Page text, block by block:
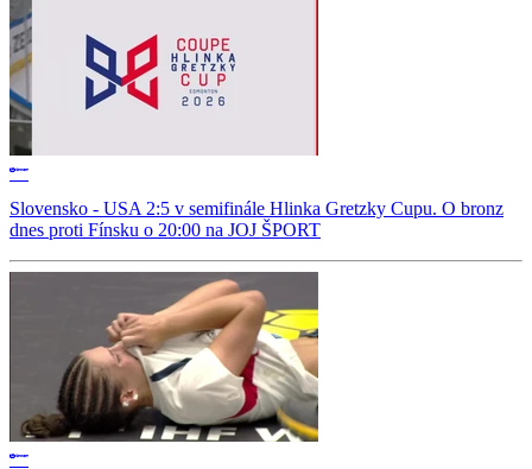
Slovensko - USA 2:5 v semifinále Hlinka Gretzky Cupu. O bronz
dnes proti Fínsku o 20:00 na JOJ ŠPORT